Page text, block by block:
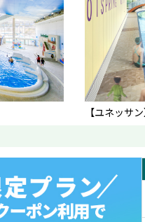
【ユネッサ